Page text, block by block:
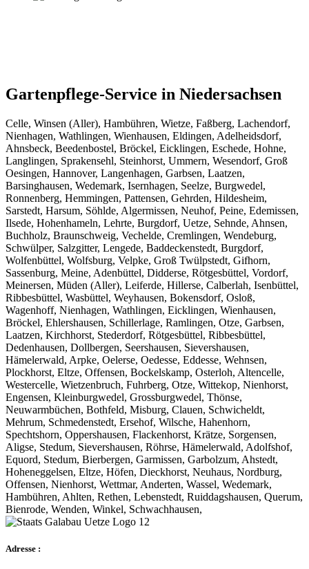
Gartenpflege-Service in Niedersachsen
Celle, Winsen (Aller), Hambühren, Wietze, Faßberg, Lachendorf,
Nienhagen, Wathlingen, Wienhausen, Eldingen, Adelheidsdorf,
Ahnsbeck, Beedenbostel, Bröckel, Eicklingen, Eschede, Hohne,
Langlingen, Sprakensehl, Steinhorst, Ummern, Wesendorf, Groß
Oesingen, Hannover, Langenhagen, Garbsen, Laatzen,
Barsinghausen, Wedemark, Isernhagen, Seelze, Burgwedel,
Ronnenberg, Hemmingen, Pattensen, Gehrden, Hildesheim,
Sarstedt, Harsum, Söhlde, Algermissen, Neuhof, Peine, Edemissen,
Ilsede, Hohenhameln, Lehrte, Burgdorf, Uetze, Sehnde, Ahnsen,
Buchholz, Braunschweig, Vechelde, Cremlingen, Wendeburg,
Schwülper, Salzgitter, Lengede, Baddeckenstedt, Burgdorf,
Wolfenbüttel, Wolfsburg, Velpke, Groß Twülpstedt, Gifhorn,
Sassenburg, Meine, Adenbüttel, Didderse, Rötgesbüttel, Vordorf,
Meinersen, Müden (Aller), Leiferde, Hillerse, Calberlah, Isenbüttel,
Ribbesbüttel, Wasbüttel, Weyhausen, Bokensdorf, Osloß,
Wagenhoff, Nienhagen, Wathlingen, Eicklingen, Wienhausen,
Bröckel, Ehlershausen, Schillerlage, Ramlingen, Otze, Garbsen,
Laatzen, Kirchhorst, Stederdorf, Rötgesbüttel, Ribbesbüttel,
Dedenhausen, Dollbergen, Seershausen, Sievershausen,
Hämelerwald, Arpke, Oelerse, Oedesse, Eddesse, Wehnsen,
Plockhorst, Eltze, Offensen, Bockelskamp, Osterloh, Altencelle,
Westercelle, Wietzenbruch, Fuhrberg, Otze, Wittekop, Nienhorst,
Engensen, Kleinburgwedel, Grossburgwedel, Thönse,
Neuwarmbüchen, Bothfeld, Misburg, Clauen, Schwicheldt,
Mehrum, Schmedenstedt, Ersehof, Wilsche, Hahenhorn,
Spechtshorn, Oppershausen, Flackenhorst, Krätze, Sorgensen,
Aligse, Stedum, Sievershausen, Röhrse, Hämelerwald, Adolfshof,
Equord, Stedum, Bierbergen, Garmissen, Garbolzum, Ahstedt,
Hoheneggelsen, Eltze, Höfen, Dieckhorst, Neuhaus, Nordburg,
Offensen, Nienhorst, Wettmar, Anderten, Wassel, Wedemark,
Hambühren, Ahlten, Rethen, Lebenstedt, Ruiddagshausen, Querum,
Bienrode, Wenden, Winkel, Schwachhausen,
Adresse :